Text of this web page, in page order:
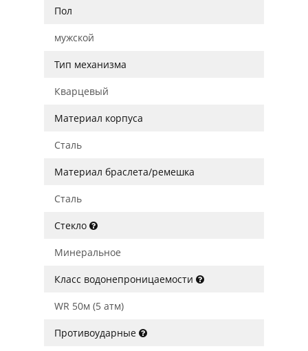
Пол
мужской
Тип механизма
Кварцевый
Материал корпуса
Сталь
Материал браслета/ремешка
Сталь
Стекло
Минеральное
Класс водонепроницаемости
WR 50м (5 атм)
Противоударные